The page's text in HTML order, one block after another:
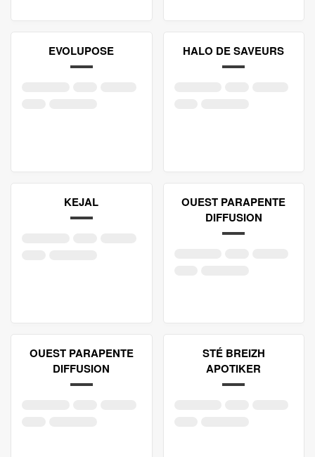
EVOLUPOSE HALO DE SAVEURS
KEJAL
OUEST PARAPENTE
DIFFUSION
OUEST PARAPENTE
DIFFUSION
STÉ BREIZH
APOTIKER